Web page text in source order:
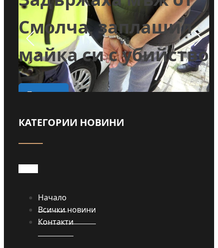
Смолча, заплашил
майка си с убийство
Прочети
КАТЕГОРИИ НОВИНИ
Начало
Всички новини
Контакти